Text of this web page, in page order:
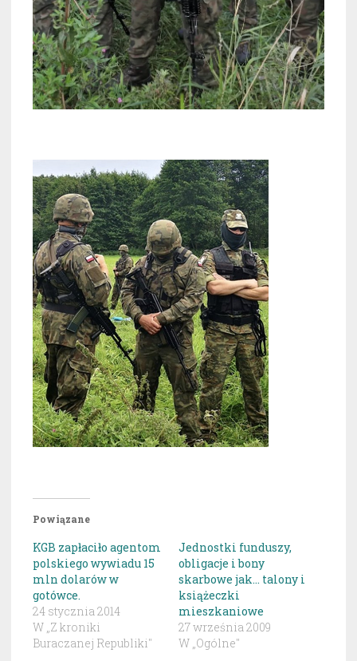
Powiązane
KGB zapłaciło agentom
polskiego wywiadu 15
mln dolarów w
gotówce.
24 stycznia 2014
W „Z kroniki
Buraczanej Republiki"
Jednostki funduszy,
obligacje i bony
skarbowe jak… talony i
książeczki
mieszkaniowe
27 września 2009
W „Ogólne"